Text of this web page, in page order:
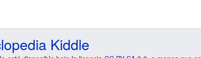
Kiddle